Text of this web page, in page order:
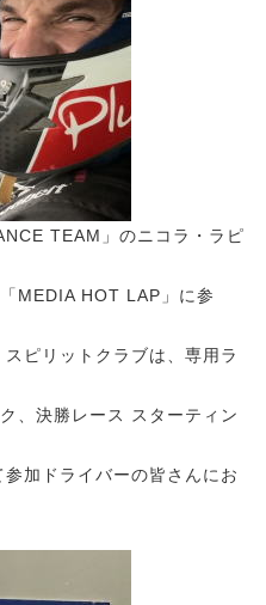
TEAM」のニコラ・ラピ
MEDIA HOT LAP」に参
ピリットクラブは、専用ラ
、決勝レース スターティン
加ドライバーの皆さんにお